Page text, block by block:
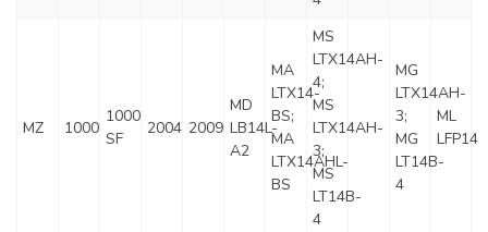
MZ 1000
1000
SF
2004 2009
MD
LB14L-
A2
MA
LTX14-
BS;
MA
LTX14AHL-
BS
MS
LTX14AH-
4;
MS
LTX14AH-
3;
MS
LT14B-
4
MG
LTX14AH-
3;
MG
LT14B-
4
ML
LFP14